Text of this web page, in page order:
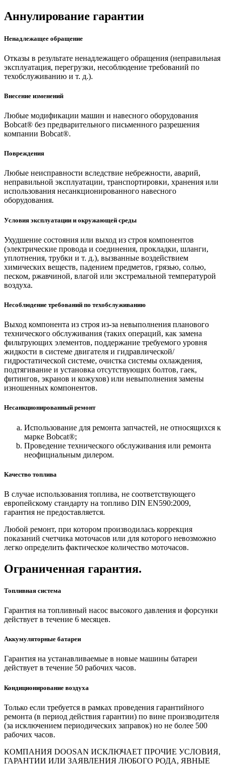
Аннулирование гарантии
Ненадлежащее обращение
Отказы в результате ненадлежащего обращения (неправильная
эксплуатация, перегрузки, несоблюдение требований по
техобслуживанию и т. д.).
Внесение изменений
Любые модификации машин и навесного оборудования
Bobcat® без предварительного письменного разрешения
компании Bobcat®.
Повреждения
Любые неисправности вследствие небрежности, аварий,
неправильной эксплуатации, транспортировки, хранения или
использования несанкционированного навесного
оборудования.
Условия эксплуатации и окружающей среды
Ухудшение состояния или выход из строя компонентов
(электрические провода и соединения, прокладки, шланги,
уплотнения, трубки и т. д.), вызванные воздействием
химических веществ, падением предметов, грязью, солью,
песком, ржавчиной, влагой или экстремальной температурой
воздуха.
Несоблюдение требований по техобслуживанию
Выход компонента из строя из-за невыполнения планового
технического обслуживания (таких операций, как замена
фильтрующих элементов, поддержание требуемого уровня
жидкости в системе двигателя и гидравлической/
гидростатической системе, очистка системы охлаждения,
подтягивание и установка отсутствующих болтов, гаек,
фитингов, экранов и кожухов) или невыполнения замены
изношенных компонентов.
Несанкционированный ремонт
Использование для ремонта запчастей, не относящихся к
марке Bobcat®;
Проведение технического обслуживания или ремонта
неофициальным дилером.
Качество топлива
В случае использования топлива, не соответствующего
европейскому стандарту на топливо DIN EN590:2009,
гарантия не предоставляется.
Любой ремонт, при котором производилась коррекция
показаний счетчика моточасов или для которого невозможно
легко определить фактическое количество моточасов.
Ограниченная гарантия.
Топливная система
Гарантия на топливный насос высокого давления и форсунки
действует в течение 6 месяцев.
Аккумуляторные батареи
Гарантия на устанавливаемые в новые машины батареи
действует в течение 50 рабочих часов.
Кондиционирование воздуха
Только если требуется в рамках проведения гарантийного
ремонта (в период действия гарантии) по вине производителя
(за исключением периодических заправок) но не более 500
рабочих часов.
КОМПАНИЯ DOOSAN ИСКЛЮЧАЕТ ПРОЧИЕ УСЛОВИЯ,
ГАРАНТИИ ИЛИ ЗАЯВЛЕНИЯ ЛЮБОГО РОДА, ЯВНЫЕ